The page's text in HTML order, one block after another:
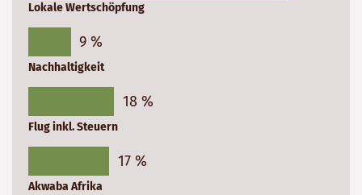
Lokale Wertschöpfung
9 %
Nachhaltigkeit
18 %
Flug inkl. Steuern
17 %
Akwaba Afrika